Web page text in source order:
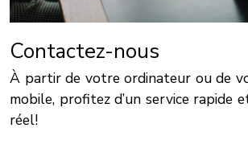
Contactez-nous
À partir de votre ordinateur ou de
mobile, profitez d’un service rapide
réel!